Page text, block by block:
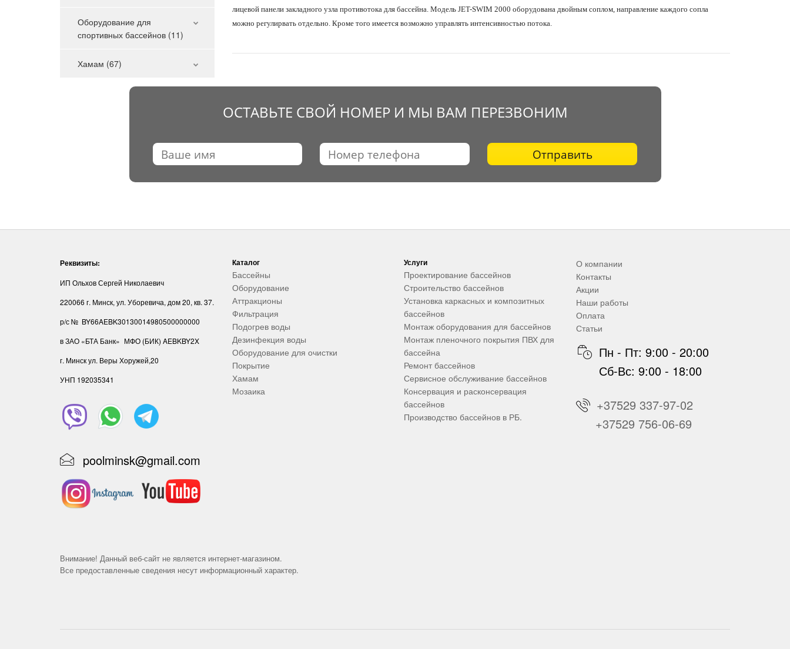
Оборудование для
спортивных бассейнов (11)
Хамам (67)
лицевой панели закладного узла противотока для бассейна. Модель JET-SWIM 2000 оборудована двойным соплом, направление каждого сопла
можно регулирвать отдельно. Кроме того имеется возможно управлять интенсивностью потока.
ОСТАВЬТЕ СВОЙ НОМЕР И МЫ ВАМ ПЕРЕЗВОНИМ
Отправить
Реквизиты:
ИП Ольхов Сергей Николаевич
220066 г. Минск, ул. Уборевича, дом 20, кв. 37.
р/с № BY66AEBK30130014980500000000
в ЗАО «БТА Банк» МФО (БИК) AEBKBY2X
г. Минск ул. Веры Хоружей,20
УНП ‎192035341
poolminsk@gmail.com
Каталог
Бассейны
Оборудование
Аттракционы
Фильтрация
Подогрев воды
Дезинфекция воды
Оборудование для очистки
Покрытие
Хамам
Мозаика
Услуги
Проектирование бассейнов
Строительство бассейнов
Установка каркасных и композитных
бассейнов
Монтаж оборудования для бассейнов
Монтаж пленочного покрытия ПВХ для
бассейна
Ремонт бассейнов
Сервисное обслуживание бассейнов
Консервация и расконсервация
бассейнов
Производство бассейнов в РБ.
О компании
Контакты
Акции
Наши работы
Оплата
Статьи
Пн - Пт: 9:00 - 20:00
Сб-Вс: 9:00 - 18:00
+37529 337-97-02
+37529 756-06-69
Внимание! Данный веб-сайт не является интернет-магазином.
Все предоставленные сведения несут информационный характер.